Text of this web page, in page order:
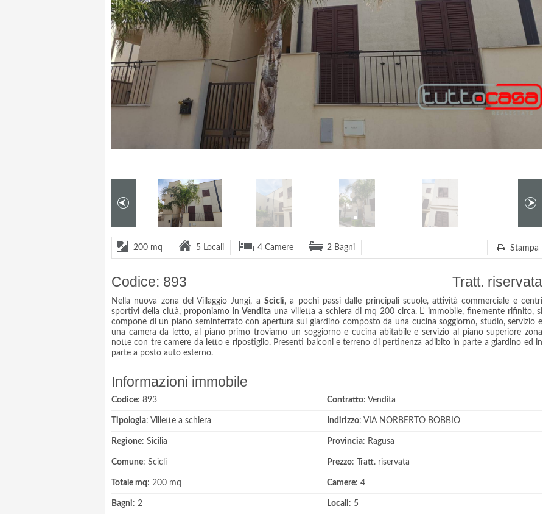
200 mq 5 Locali 4 Camere 2 Bagni Stampa
Codice: 893 Tratt. riservata
Nella nuova zona del Villaggio Jungi, aScicli, a pochi passi dalle principali scuole, attività commerciale e centri
sportivi della città, proponiamo inVendita una villetta a schiera di mq 200 circa. L' immobile, finemente rifinito, si
compone di un piano seminterrato con apertura sul giardino composto da una cucina soggiorno, studio, servizio e
una camera da letto, al piano primo troviamo un soggiorno e cucina abitabile e servizio al piano superiore zona
notte con tre camere da letto e ripostiglio. Presenti balconi e terreno di pertinenza adibito in parte a giardino ed in
parte a posto auto esterno.
Informazioni immobile
Codice: 893 Contratto: Vendita
Tipologia: Villette a schiera Indirizzo: VIA NORBERTO BOBBIO
Regione: Sicilia Provincia: Ragusa
Comune: Scicli Prezzo: Tratt. riservata
Totale mq: 200 mq Camere: 4
Bagni: 2 Locali: 5